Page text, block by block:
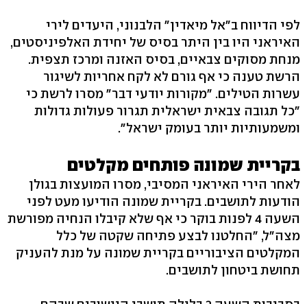
לפי הדיווח ב"אל מיאדין" הלבנוני, היעדים לירי
האיראני היו בין היתר בסיס של יחידת האלפיניסטים,
מנחת מסוקים צבאיים, בסיס האזנה ומרכז תצפית.
הרשת טענה כי אף גורם לא לקח אחריות לשיגור
עשרות הטילים. "מקורות יודעי דבר" מסרו לרשת כי
"כל תגובה צבאית ישראלית תגרור פעולות גדולות
ומשמעותיות יותר בעומק ישראל".
בקריית שמונה פותחים מקלטים
לאחר הירי האיראני המסיבי, מסרו המועצות בגולן
הודעות לתושבים. בקריית שמונה הודיעו מעט לפני
השעה 4 לפנות בוקר כי אף שלא קיבלו הנחיה מפורשת
מצה"ל, "החלטנו לבצע פתיחה שקטה של כלל
המקלטים הציבוריים בקריית שמונה על מנת להעניק
תחושת ביטחון לתושבים.